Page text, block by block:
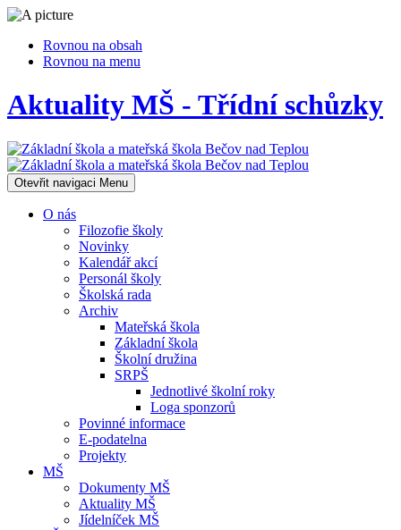
Rovnou na obsah
Rovnou na menu
Aktuality MŠ - Třídní schůzky
Otevřit navigaci Menu
O nás
Filozofie školy
Novinky
Kalendář akcí
Personál školy
Školská rada
Archiv
Mateřská škola
Základní škola
Školní družina
SRPŠ
Jednotlivé školní roky
Loga sponzorů
Povinné informace
E-podatelna
Projekty
MŠ
Dokumenty MŠ
Aktuality MŠ
Jídelníček MŠ